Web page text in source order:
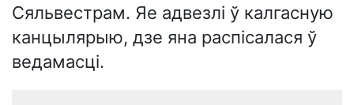
Сяльвестрам. Яе адвезлі ў калгасную
канцылярыю, дзе яна распісалася ў
ведамасці.